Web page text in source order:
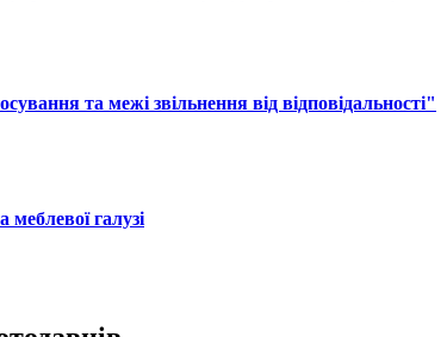
та межі звільнення від відповідальності"
галузі